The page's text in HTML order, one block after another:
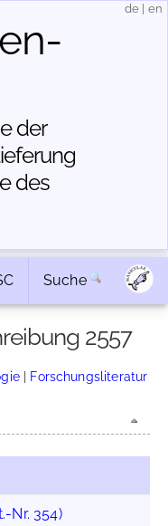
der
des
de en
Suche
2557
| Forschungsliteratur
Nr. 354)